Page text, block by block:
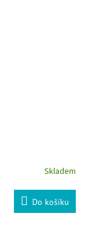
Skladem
Do košíku